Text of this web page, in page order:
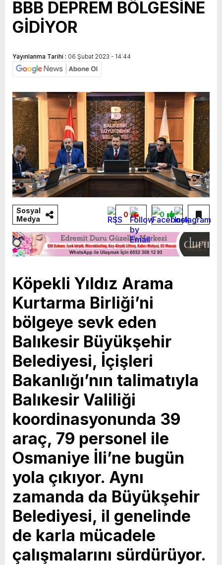
BBB DEPREM BÖLGESİNE
GİDİYOR
Yayınlanma Tarihi : 06 Şubat 2023 - 14:44
Sosyal
Medya
0
0
Köpekli Yıldız Arama
Kurtarma Birliği’ni
bölgeye sevk eden
Balıkesir Büyükşehir
Belediyesi, İçişleri
Bakanlığı’nın talimatıyla
Balıkesir Valiliği
koordinasyonunda 39
araç, 79 personel ile
Osmaniye İli’ne bugün
yola çıkıyor. Aynı
zamanda da Büyükşehir
Belediyesi, il genelinde
de karla mücadele
çalışmalarını sürdürüyor.